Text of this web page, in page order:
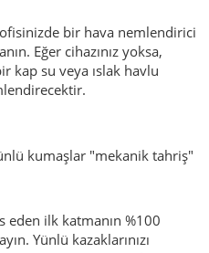
bir hava nemlendirici
Eğer cihazınız yoksa,
kap su veya ıslak havlu
kumaşlar "mekanik tahriş"
eden ilk katmanın %100
Yünlü kazaklarınızı